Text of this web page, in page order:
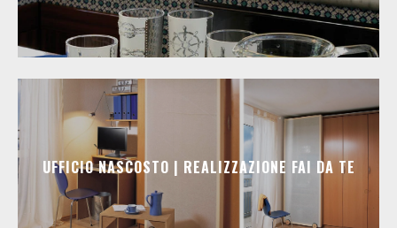
UFFICIO NASCOSTO | REALIZZAZIONE FAI DA TE